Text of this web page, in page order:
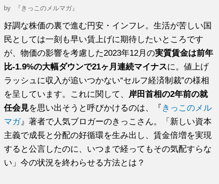
by 『きっこのメルマガ』
好調な株価の裏で進む円安・インフレ。生活が苦しい国
民としては一刻も早い賃上げに期待したいところです
が、物価の影響を考慮した2023年12月の実質賃金は前年
比-1.9%の大幅ダウンで21ヶ月連続マイナスに。値上げ
ラッシュに収入が追いつかない“セルフ経済制裁”の様相
を呈しています。これに関して、 岸田首相の2年前の就
任会見を思い出そうと呼びかけるのは、『 きっこのメル
マガ』著者で人気ブロガーのきっこさん。「新しい資本
主義で成長と分配の好循環を生み出し、賃金倍増を実現
すると公言したのに、いつまで経ってもその気配すらな
い」今の状況を終わらせる方法とは？